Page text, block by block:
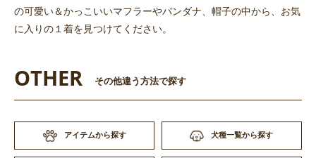
お買い物を続ける カートへ進む
の可愛い＆かっこいいマフラーやバンダナ、帽子の中から、お気
に入りの１着を見つけてください。
OTHER その他違う方法で探す
アイテムから探す 犬種一覧から探す